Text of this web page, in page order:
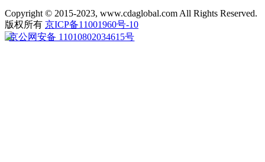
Copyright © 2015-2023, www.cdaglobal.com All Rights Reserved.
版权所有 京ICP备11001960号-10
京公网安备 11010802034615号